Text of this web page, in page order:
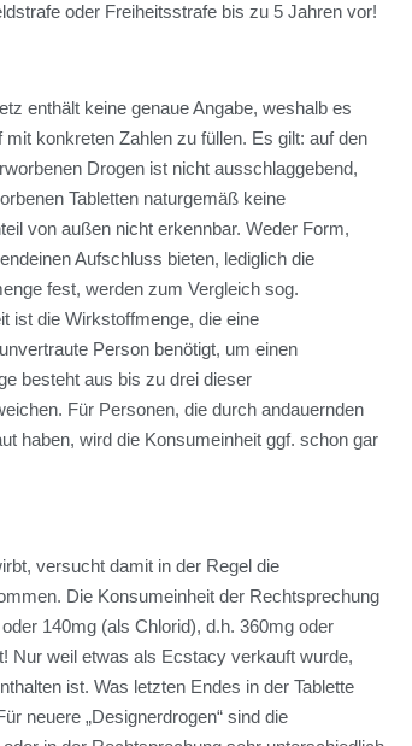
oder Freiheitsstrafe bis zu 5 Jahren vor!
enthält keine genaue Angabe, weshalb es
konkreten Zahlen zu füllen. Es gilt: auf den
Drogen ist nicht ausschlaggebend,
Tabletten naturgemäß keine
von außen nicht erkennbar. Weder Form,
Aufschluss bieten, lediglich die
fest, werden zum Vergleich sog.
ist die Wirkstoffmenge, die eine
Person benötigt, um einen
besteht aus bis zu drei dieser
Für Personen, die durch andauernden
haben, wird die Konsumeinheit ggf. schon gar
versucht damit in der Regel die
Die Konsumeinheit der Rechtsprechung
140mg (als Chlorid), d.h. 360mg oder
Nur weil etwas als Ecstacy verkauft wurde,
ist. Was letzten Endes in der Tablette
neuere „Designerdrogen“ sind die